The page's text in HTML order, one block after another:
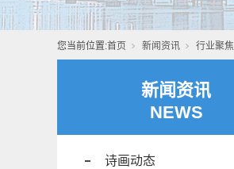
您当前位置:首页 新闻资讯 行业聚焦
新闻资讯
NEWS
诗画动态